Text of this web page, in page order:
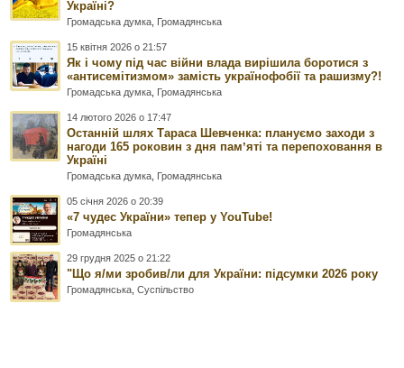
Україні?
Громадська думка Громадянська
15 квітня 2026 о 21:57
Як і чому під час війни влада вирішила боротися з
«антисемітизмом» замість українофобії та рашизму?!
Громадська думка Громадянська
14 лютого 2026 о 17:47
Останній шлях Тараса Шевченка: плануємо заходи з
нагоди 165 роковин з дня памʼяті та перепоховання в
Україні
Громадська думка Громадянська
05 січня 2026 о 20:39
«7 чудес України» тепер у YouTube!
Громадянська
29 грудня 2025 о 21:22
"Що я/ми зробив/ли для України: підсумки 2026 року
Громадянська ,Суспільство